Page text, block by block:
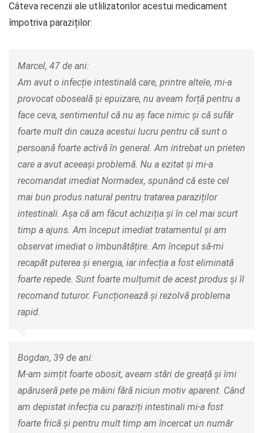
Câteva recenzii ale utlilizatorilor acestui medicament
împotriva paraziților:
Marcel, 47 de ani:
Am avut o infecție intestinală care, printre altele, mi-a
provocat oboseală și epuizare, nu aveam forță pentru a
face ceva, sentimentul că nu aș face nimic și că sufăr
foarte mult din cauza acestui lucru pentru că sunt o
persoană foarte activă în general. Am intrebat un prieten
care a avut aceeași problemă. Nu a ezitat și mi-a
recomandat imediat Normadex, spunând că este cel
mai bun produs natural pentru tratarea paraziților
intestinali. Așa că am făcut achiziția și în cel mai scurt
timp a ajuns. Am început imediat tratamentul și am
observat imediat o îmbunătățire. Am început să-mi
recapăt puterea și energia, iar infecția a fost eliminată
foarte repede. Sunt foarte mulțumit de acest produs și îl
recomand tuturor. Funcționează și rezolvă problema
rapid.
Bogdan, 39 de ani:
M-am simțit foarte obosit, aveam stări de greață și îmi
apăruseră pete pe mâini fără niciun motiv aparent. Când
am depistat infecția cu paraziți intestinali mi-a fost
foarte frică și pentru mult timp am încercat un număr